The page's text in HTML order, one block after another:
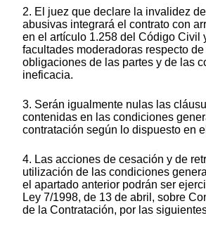
2. El juez que declare la invalidez
abusivas integrará el contrato con
en el artículo 1.258 del Código Civil
facultades moderadoras respecto
obligaciones de las partes y de las
ineficacia.
3. Serán igualmente nulas las
contenidas en las condiciones
contratación según lo dispuesto en
4. Las acciones de cesación y de
utilización de las condiciones
el apartado anterior podrán ser
Ley 7/1998, de 13 de abril, sobre
de la Contratación, por las